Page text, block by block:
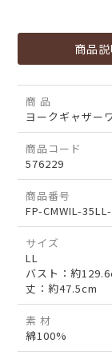
商品
商 品
ヨークギャザー
商品コード
576229
商品番号
FP-CMWIL-
サイズ
LL
バスト：約
丈：約47.5cm
素 材
綿100%